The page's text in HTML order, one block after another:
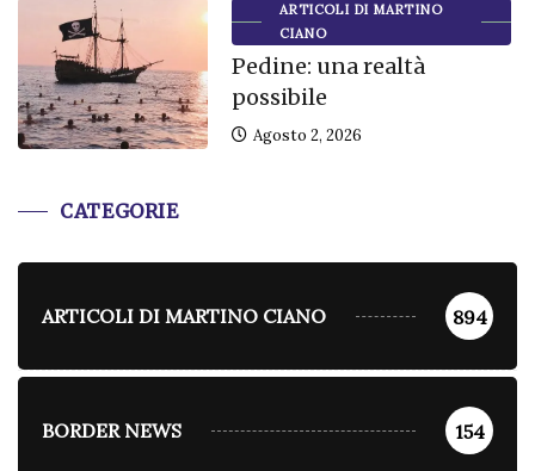
ARTICOLI DI MARTINO
CIANO
Pedine: una realtà
possibile
Agosto 2, 2026
CATEGORIE
ARTICOLI DI MARTINO CIANO 894
BORDER NEWS 154